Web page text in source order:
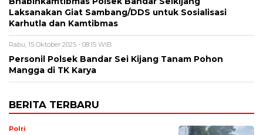
Laksanakan Giat Sambang/DDS untuk Sosialisasi
Karhutla dan Kamtibmas
Rabu, 15 Oktober 2025 - 08:15 WIB
Personil Polsek Bandar Sei Kijang Tanam Pohon
Mangga di TK Karya
BERITA TERBARU
Polri